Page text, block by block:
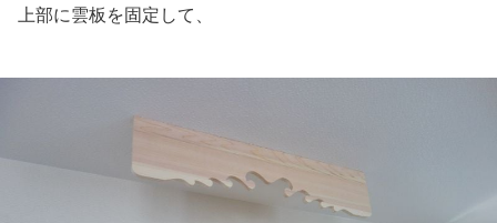
上部に雲板を固定して、